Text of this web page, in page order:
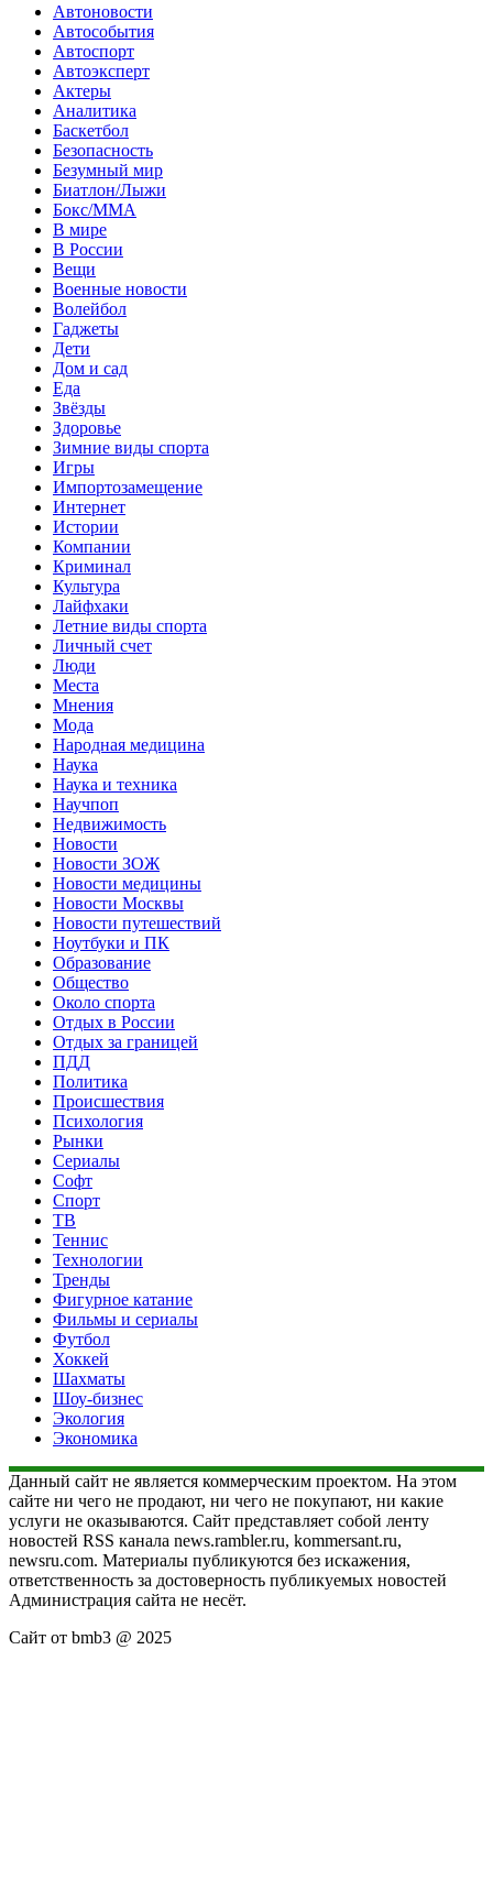
Автоновости
Автособытия
Автоспорт
Автоэксперт
Актеры
Аналитика
Баскетбол
Безопасность
Безумный мир
Биатлон/Лыжи
Бокс/MMA
В мире
В России
Вещи
Военные новости
Волейбол
Гаджеты
Дети
Дом и сад
Еда
Звёзды
Здоровье
Зимние виды спорта
Игры
Импортозамещение
Интернет
Истории
Компании
Криминал
Культура
Лайфхаки
Летние виды спорта
Личный счет
Люди
Места
Мнения
Мода
Народная медицина
Наука
Наука и техника
Научпоп
Недвижимость
Новости
Новости ЗОЖ
Новости медицины
Новости Москвы
Новости путешествий
Ноутбуки и ПК
Образование
Общество
Около спорта
Отдых в России
Отдых за границей
ПДД
Политика
Происшествия
Психология
Рынки
Сериалы
Софт
Спорт
ТВ
Теннис
Технологии
Тренды
Фигурное катание
Фильмы и сериалы
Футбол
Хоккей
Шахматы
Шоу-бизнес
Экология
Экономика
Данный сайт не является коммерческим проектом. На этом
сайте ни чего не продают, ни чего не покупают, ни какие
услуги не оказываются. Сайт представляет собой ленту
новостей RSS канала news.rambler.ru, kommersant.ru,
newsru.com. Материалы публикуются без искажения,
ответственность за достоверность публикуемых новостей
Администрация сайта не несёт.
Сайт от bmb3 @ 2025